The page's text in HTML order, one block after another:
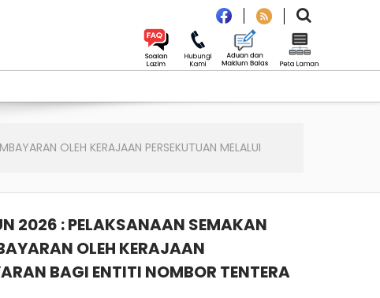
OLEH KERAJAAN PERSEKUTUAN MELALUI
2026 : PELAKSANAAN SEMAKAN
OLEH KERAJAAN
BAGI ENTITI NOMBOR TENTERA